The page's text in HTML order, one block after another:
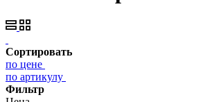
Сортировать
по цене
по артикулу
Фильтр